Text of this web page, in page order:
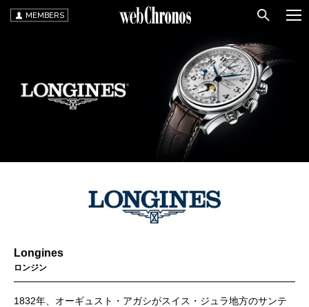
MEMBERS
Longines
ロンジン
1832年、オーギュスト・アガシがスイス・ジュラ地方のサンテ